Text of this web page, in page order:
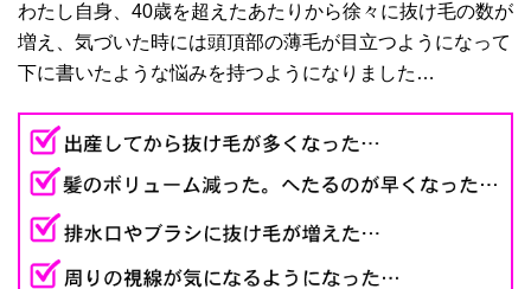
わたし自身、40歳を超えたあたりから徐々に抜け毛の数が
増え、気づいた時には頭頂部の薄毛が目立つようになって
下に書いたような悩みを持つようになりました…